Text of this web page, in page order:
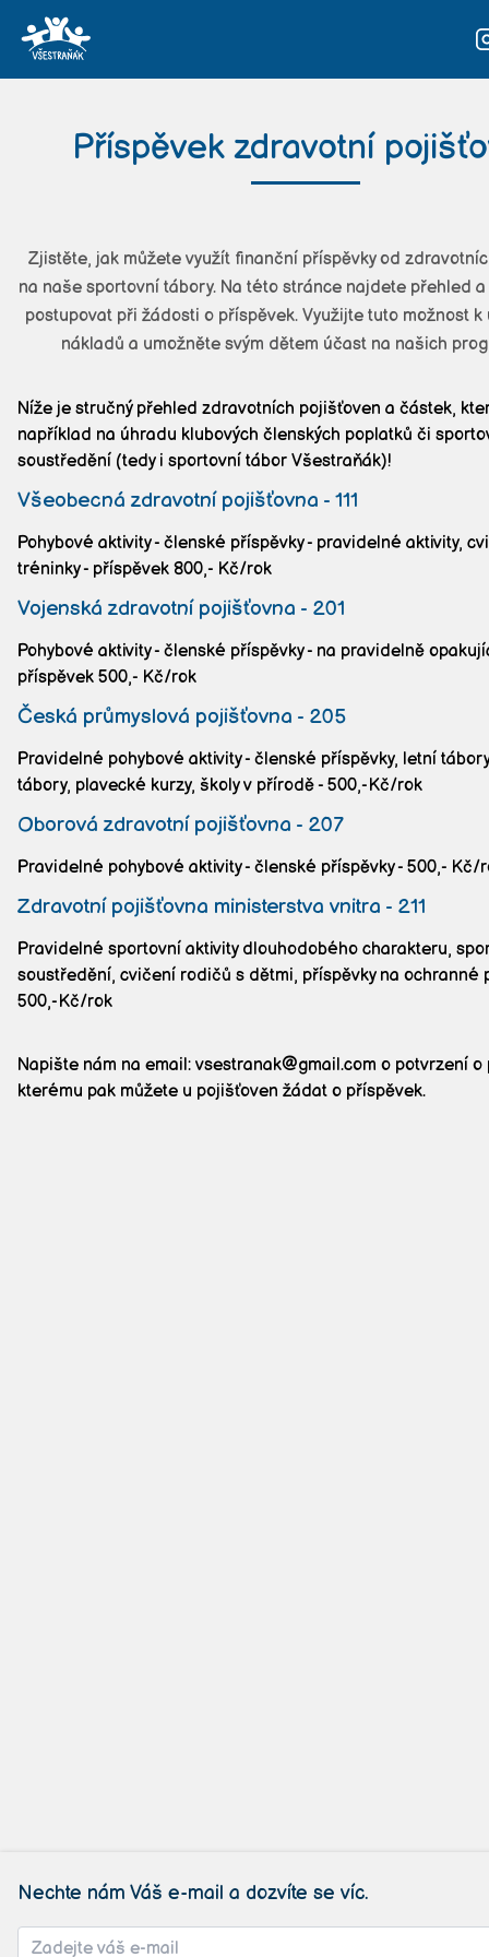
Náš tým
Kontakt
Přihláška
Příspěvek zdravotní
Zjistěte, jak můžete využít finanční příspěvky od
na naše sportovní tábory. Na této stránce najdete přehled
postupovat při žádosti o příspěvek. Využijte tuto možnost
nákladů a umožněte svým dětem účast na našich
Níže je stručný přehled zdravotních pojišťoven a částek,
například na úhradu klubových členských poplatků či
soustředění (tedy i sportovní tábor Všestraňák)!
Všeobecná zdravotní pojišťovna - 111
Pohybové aktivity - členské příspěvky - pravidelné aktivity,
tréninky - příspěvek 800,- Kč/rok
Vojenská zdravotní pojišťovna - 201
Pohybové aktivity - členské příspěvky - na pravidelně
příspěvek 500,- Kč/rok
Česká průmyslová pojišťovna - 205
Pravidelné pohybové aktivity - členské příspěvky, letní
tábory, plavecké kurzy, školy v přírodě - 500,-Kč/rok
Oborová zdravotní pojišťovna - 207
Pravidelné pohybové aktivity - členské příspěvky - 500,- Kč/
Zdravotní pojišťovna ministerstva vnitra - 211
Pravidelné sportovní aktivity dlouhodobého charakteru,
soustředění, cvičení rodičů s dětmi, příspěvky na ochranné
500,-Kč/rok
Napište nám na email: vsestranak@gmail.com o potvrzení o
kterému pak můžete u pojišťoven žádat o příspěvek.
Nechte nám Váš e-mail a dozvíte se víc.